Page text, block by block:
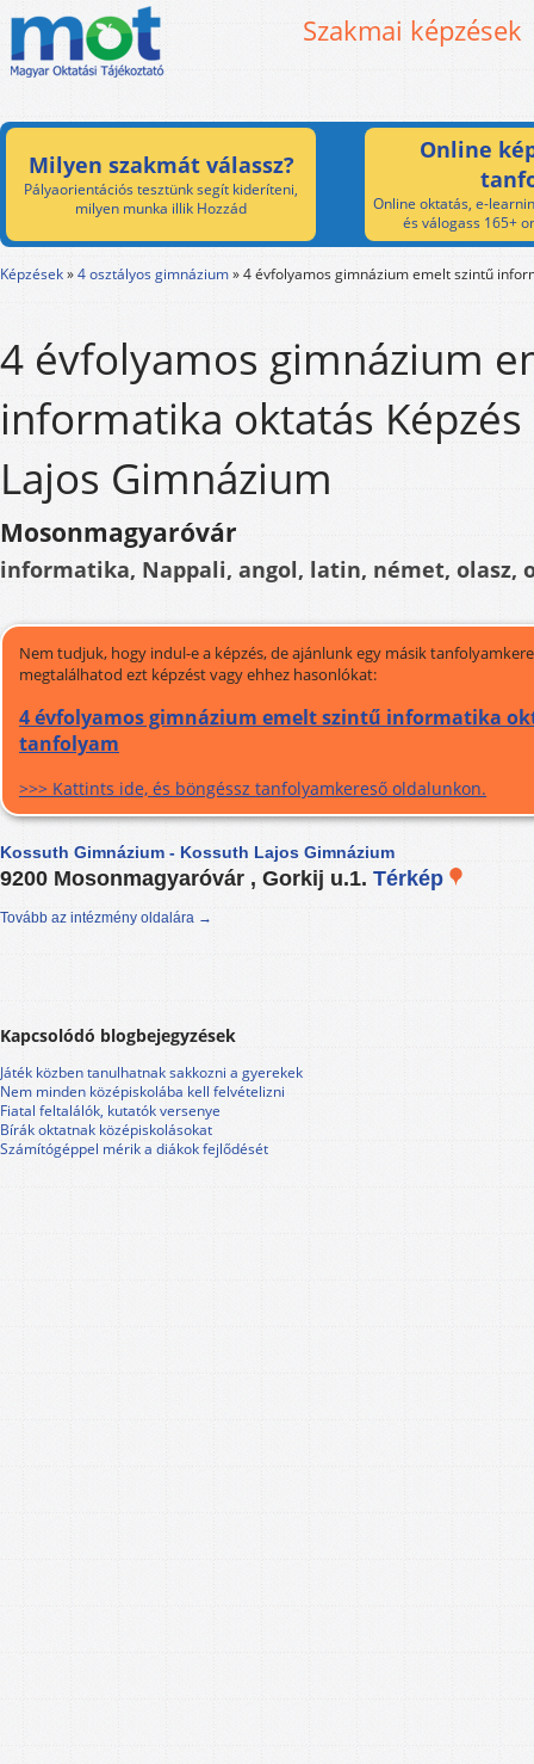
Szakmai képzések
Milyen szakmát válassz?
Pályaorientációs tesztünk segít kideríteni,
milyen munka illik Hozzád
Online
Online oktatás, e-
és válogass 165+
Képzések»4 osztályos gimnázium»4 évfolyamos gimnázium emelt szintű
4 évfolyamos gimnázium
informatika oktatás Képzés
Lajos Gimnázium
Mosonmagyaróvár
informatika, Nappali, angol, latin, német, olasz,
Nem tudjuk, hogy indul-e a képzés, de ajánlunk egy másik
megtalálhatod ezt képzést vagy ehhez hasonlókat:
4 évfolyamos gimnázium emelt szintű informatika
tanfolyam
>>> Kattints ide, és böngéssz tanfolyamkereső oldalunkon.
Kossuth Gimnázium - Kossuth Lajos Gimnázium
9200 Mosonmagyaróvár , Gorkij u.1. Térkép
Tovább az intézmény oldalára →
Kapcsolódó blogbejegyzések
Játék közben tanulhatnak sakkozni a gyerekek
Nem minden középiskolába kell felvételizni
Fiatal feltalálók, kutatók versenye
Bírák oktatnak középiskolásokat
Számítógéppel mérik a diákok fejlődését